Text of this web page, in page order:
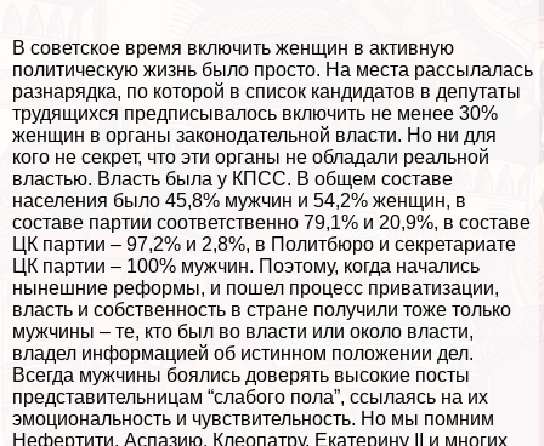
В советское время включить женщин в активную
политическую жизнь было просто. На места рассылалась
разнарядка, по которой в список кандидатов в депутаты
трудящихся предписывалось включить не менее 30%
женщин в органы законодательной власти. Но ни для
кого не секрет, что эти органы не обладали реальной
властью. Власть была у КПСС. В общем составе
населения было 45,8% мужчин и 54,2% женщин, в
составе партии соответственно 79,1% и 20,9%, в составе
ЦК партии – 97,2% и 2,8%, в Политбюро и секретариате
ЦК партии – 100% мужчин. Поэтому, когда начались
нынешние реформы, и пошел процесс приватизации,
власть и собственность в стране получили тоже только
мужчины – те, кто был во власти или около власти,
владел информацией об истинном положении дел.
Всегда мужчины боялись доверять высокие посты
представительницам “слабого пола”, ссылаясь на их
эмоциональность и чувствительность. Но мы помним
Нефертити, Аспазию, Клеопатру, Екатерину II и многих